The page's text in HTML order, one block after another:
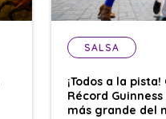
SALSA
¡Todos a la
Récord
más grande del